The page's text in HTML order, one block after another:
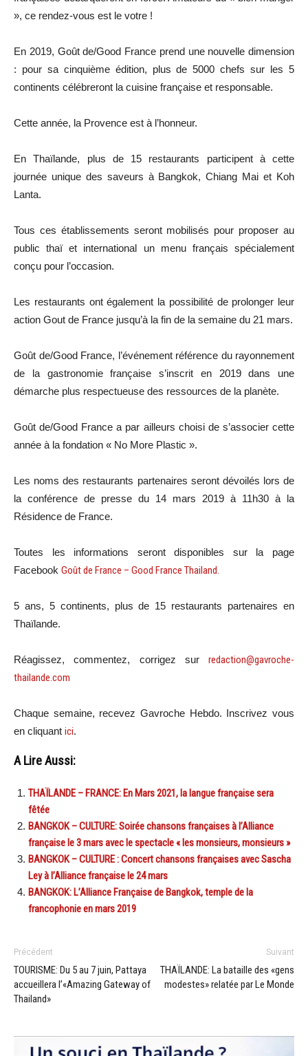
», ce rendez-vous est le votre !
En 2019, Goût de/Good France prend une nouvelle dimension
: pour sa cinquième édition, plus de 5000 chefs sur les 5
continents célébreront la cuisine française et responsable.
Cette année, la Provence est à l’honneur.
En Thaïlande, plus de 15 restaurants participent à cette
journée unique des saveurs à Bangkok, Chiang Mai et Koh
Lanta.
Tous ces établissements seront mobilisés pour proposer au
public thaï et international un menu français spécialement
conçu pour l’occasion.
Les restaurants ont également la possibilité de prolonger leur
action Gout de France jusqu’à la fin de la semaine du 21 mars.
Goût de/Good France, l’événement référence du rayonnement
de la gastronomie française s’inscrit en 2019 dans une
démarche plus respectueuse des ressources de la planète.
Goût de/Good France a par ailleurs choisi de s’associer cette
année à la fondation « No More Plastic ».
Les noms des restaurants partenaires seront dévoilés lors de
la conférence de presse du 14 mars 2019 à 11h30 à la
Résidence de France.
Toutes les informations seront disponibles sur la page
Facebook Goût de France – Good France Thailand.
5 ans, 5 continents, plus de 15 restaurants partenaires en
Thaïlande.
Réagissez, commentez, corrigez sur redaction@gavroche-
thailande.com
Chaque semaine, recevez Gavroche Hebdo. Inscrivez vous
en cliquant ici.
A Lire Aussi:
THAÏLANDE – FRANCE: En Mars 2021, la langue française sera
fêtée
BANGKOK – CULTURE: Soirée chansons françaises à l’Alliance
française le 3 mars avec le spectacle « les monsieurs, monsieurs »
BANGKOK – CULTURE : Concert chansons françaises avec Sascha
Ley à l’Alliance française le 24 mars
BANGKOK: L’Alliance Française de Bangkok, temple de la
francophonie en mars 2019
Précédent
TOURISME: Du 5 au 7 juin, Pattaya
accueillera l’«Amazing Gateway of
Thailand»
Suivant
THAÏLANDE: La bataille des «gens
modestes» relatée par Le Monde